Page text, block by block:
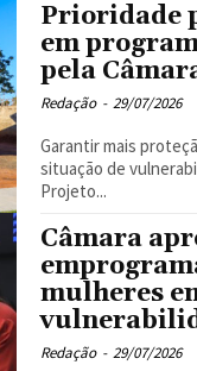
Prioridade
em
pela
Redação - 29/07/2026
Garantir mais
situação de
Projeto...
Câmara
mulheres
Redação - 29/07/2026